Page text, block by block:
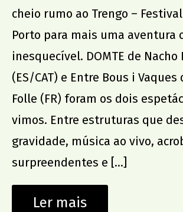
cheio rumo ao Trengo –
Porto para mais uma aventura
inesquecível. DOMTE de Nacho
(ES/CAT) e Entre Bous i Vaques
Folle (FR) foram os dois
vimos. Entre estruturas que
gravidade, música ao vivo,
surpreendentes e […]
Ler mais